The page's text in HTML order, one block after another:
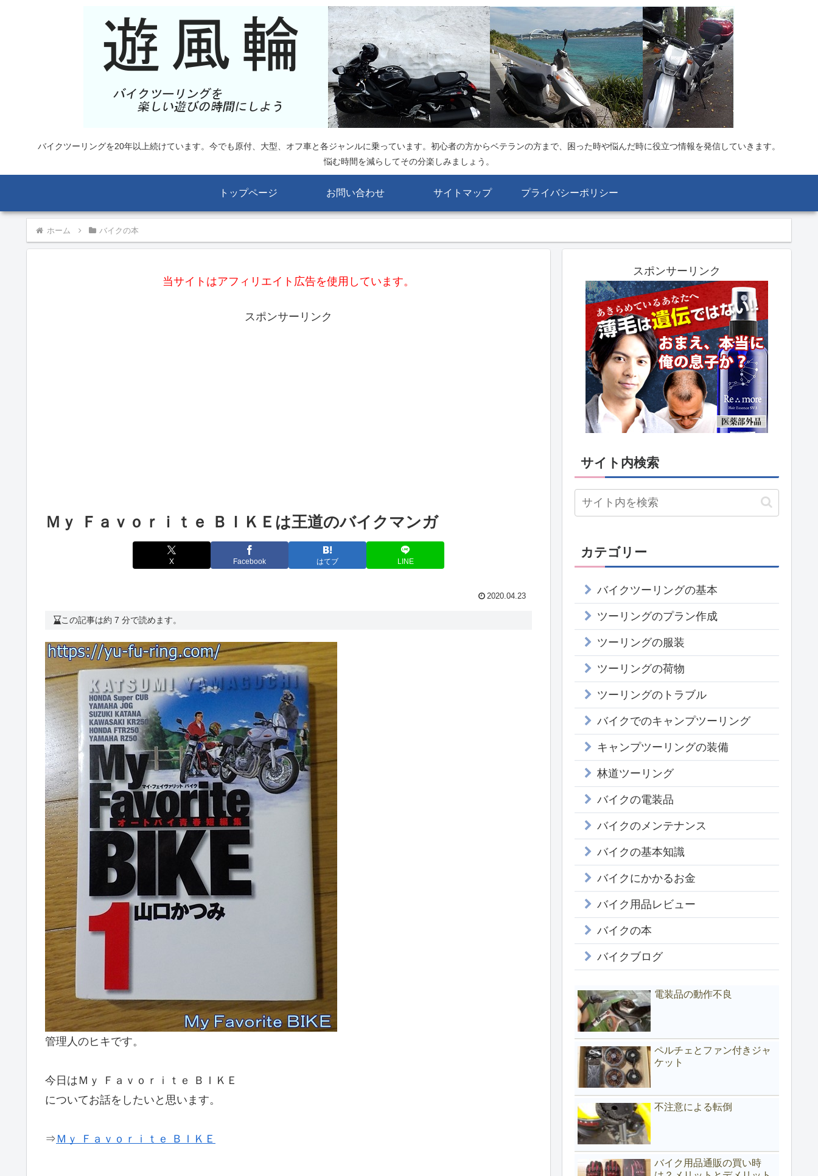
バイクツーリングを20年以上続けています。今でも原付、大型、オフ車と各ジャンルに乗っています。初心者の方からベテランの方まで、困った時や悩んだ時に役立つ情報を発信していきます。
悩む時間を減らしてその分楽しみましょう。
トップページ お問い合わせ サイトマップ プライバシーポリシー
ホーム バイクの本
当サイトはアフィリエイト広告を使用しています。
スポンサーリンク
Ｍｙ Ｆａｖｏｒｉｔｅ ＢＩＫＥは王道のバイクマンガ
X Facebook はてブ LINE
2020.04.23
この記事は約 7 分で読めます。
管理人のヒキです。
今日はＭｙ Ｆａｖｏｒｉｔｅ ＢＩＫＥ
についてお話をしたいと思います。
⇒ Ｍｙ Ｆａｖｏｒｉｔｅ ＢＩＫＥ
スポンサーリンク
サイト内検索
カテゴリー
バイクツーリングの基本
ツーリングのプラン作成
ツーリングの服装
ツーリングの荷物
ツーリングのトラブル
バイクでのキャンプツーリング
キャンプツーリングの装備
林道ツーリング
バイクの電装品
バイクのメンテナンス
バイクの基本知識
バイクにかかるお金
バイク用品レビュー
バイクの本
バイクブログ
電装品の動作不良
ペルチェとファン付きジャ
ケット
不注意による転倒
バイク用品通販の買い時